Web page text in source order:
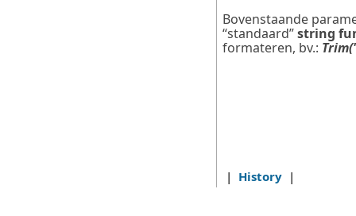
Bovenstaande
“standaard”string
formateren, bv.:
| History |